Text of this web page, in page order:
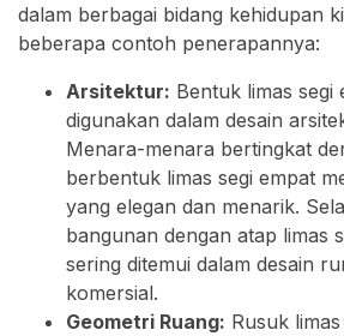
dalam berbagai bidang kehidupan
beberapa contoh penerapannya:
Arsitektur: Bentuk limas segi
digunakan dalam desain
Menara-menara bertingkat
berbentuk limas segi empat
yang elegan dan menarik.
bangunan dengan atap limas
sering ditemui dalam desain
komersial.
Geometri Ruang: Rusuk